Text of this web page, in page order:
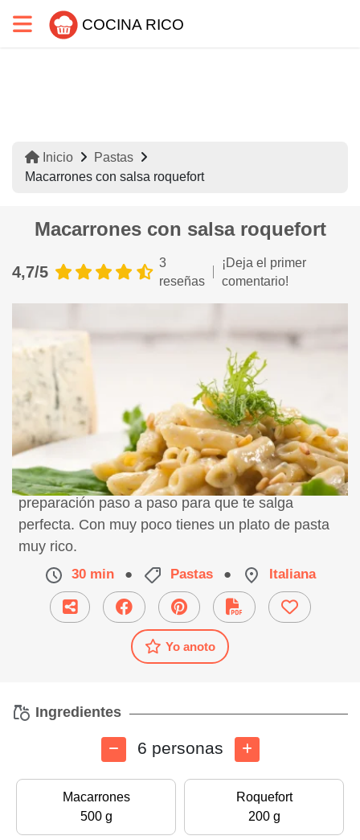
COCINA RICO
Inicio
Pastas
Macarrones con salsa roquefort
Macarrones con salsa roquefort
4,7/5
3
reseñas
¡Deja el primer
comentario!
Receta de macarrones con salsa roquefort,
preparación paso a paso para que te salga
perfecta. Con muy poco tienes un plato de pasta
muy rico.
30 min ● Pastas ● Italiana
Yo anoto
Ingredientes
6 personas
Macarrones
500 g
Roquefort
200 g